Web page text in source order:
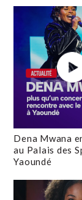
Dena Mwana
au Palais des
Yaoundé